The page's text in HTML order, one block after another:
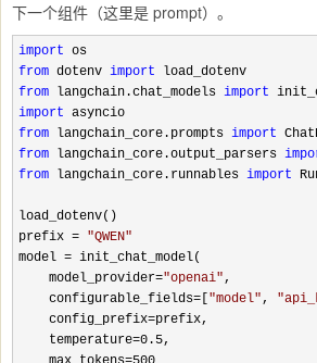
下一个组件（这里是 prompt）。
import
from dotenv import
from langchain.chat_models import
import
from langchain_core.prompts import
from langchain_core.output_parsers
from langchain_core.runnables import
load_dotenv()
prefix = "QWEN"
model = init_chat_model(
    model_provider
="openai",
    configurable_fields
=[ "model", "
    config_prefix
=prefix,
    temperature
=0.5,